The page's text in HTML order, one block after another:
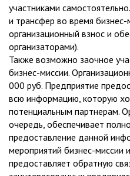
участниками
и трансфер во время
организационный взнос и
организаторами).
Также возможно заочное
бизнес-миссии.
000 руб. Предприятие
всю информацию, которую
потенциальным партнерам.
очередь, обеспечивает
предоставление данной
мероприятий бизнес-миссии
предоставляет обратную